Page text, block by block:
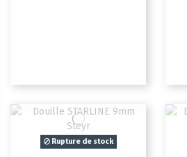
Rupture de stock